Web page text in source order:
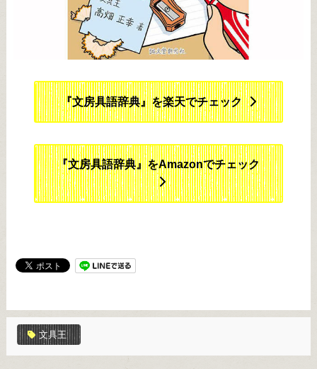
『文房具語辞典』を楽天でチェック
『文房具語辞典』をAmazonでチェック
文具王